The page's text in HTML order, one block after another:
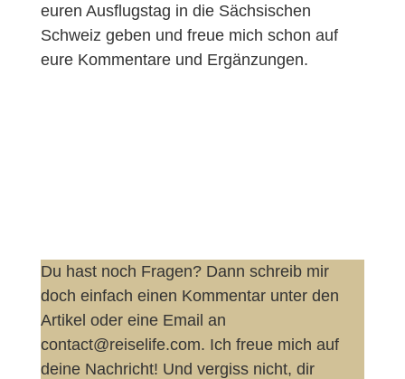
euren Ausflugstag in die Sächsischen
Schweiz geben und freue mich schon auf
eure Kommentare und Ergänzungen.
Du hast noch Fragen? Dann schreib mir
doch einfach einen Kommentar unter den
Artikel oder eine Email an
contact@reiselife.com. Ich freue mich auf
deine Nachricht! Und vergiss nicht, dir